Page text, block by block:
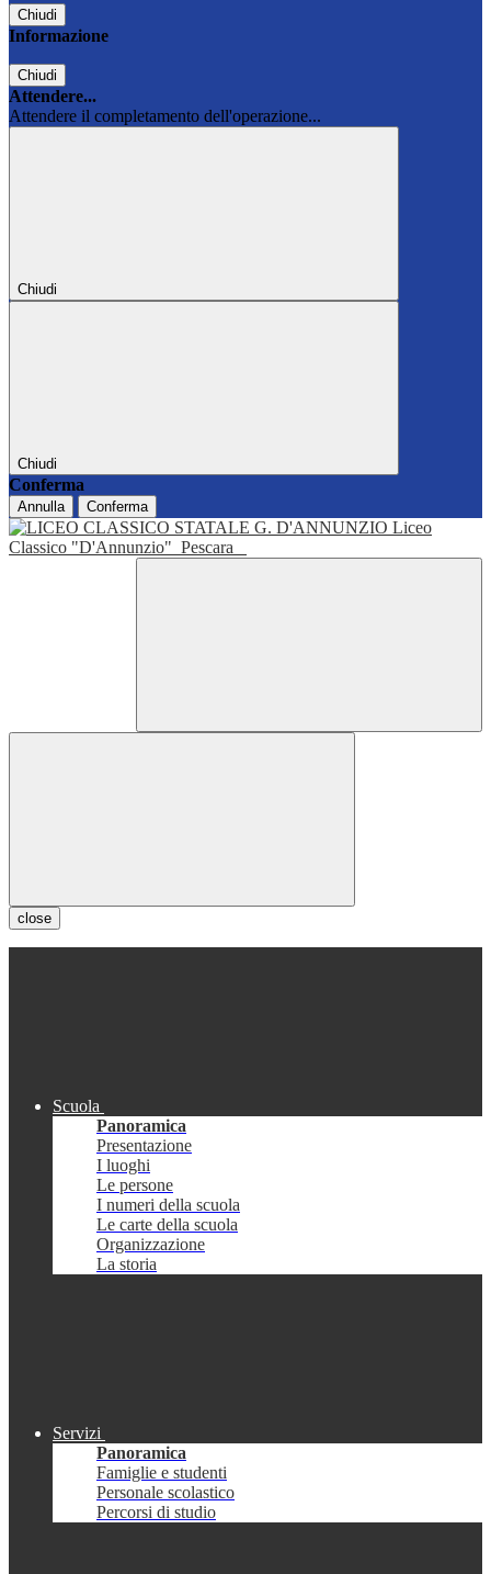
Chiudi
Informazione
Chiudi
Attendere...
Attendere il completamento dell'operazione...
Chiudi
Chiudi
Conferma
Annulla Conferma
Liceo
Classico "D'Annunzio" Pescara
close
Scuola
Panoramica
Presentazione
I luoghi
Le persone
I numeri della scuola
Le carte della scuola
Organizzazione
La storia
Servizi
Panoramica
Famiglie e studenti
Personale scolastico
Percorsi di studio